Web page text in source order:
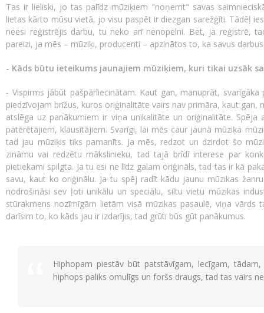
Tas ir lieliski, jo tas palīdz mūziķiem "noņemt" savas
lietas kārto mūsu vietā, jo visu paspēt ir diezgan sarežģīti. Tādēļ
neesi reģistrējis darbu, tu neko arī nenopelni. Bet, ja reģistrē,
pareizi, ja mēs – mūziķi, producenti – apzinātos to, ka savus
- Kāds būtu ieteikums jaunajiem mūziķiem, kuri tikai uzsāk
- Vispirms jābūt pašpārliecinātam. Kaut gan, manuprāt,
piedzīvojam brīžus, kuros oriģinalitāte vairs nav primāra, kaut gan,
atslēga uz panākumiem ir viņa unikalitāte un oriģinalitāte.
patērētājiem, klausītājiem. Svarīgi, lai mēs caur jaunā mūziķa
tad jau mūziķis tiks pamanīts. Ja mēs, redzot un dzirdot šo
zināmu vai redzētu mākslinieku, tad tajā brīdī interese par
pietiekami spilgta. Ja tu esi ne līdz galam oriģināls, tad tas ir kā
savu, kaut ko oriģinālu. Ja tu spēj radīt kādu jaunu mūzikas
nodrošināsi sev ļoti unikālu un speciālu, siltu vietu mūzikas
stūrakmens nozīmīgām lietām visā mūzikas pasaulē, viņa vārds
darīsim to, ko kāds jau ir izdarījis, tad grūti būs gūt panākumus.
Hiphopam piestāv būt patstāvīgam, lecīgam,
hiphops paliks omulīgs un foršs draugs, tad tas vairs